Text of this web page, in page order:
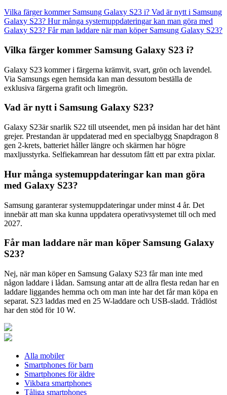
Vilka färger kommer Samsung Galaxy S23 i? Vad är nytt i Samsung
Galaxy S23? Hur många systemuppdateringar kan man göra med
Galaxy S23? Får man laddare när man köper Samsung Galaxy S23?
Vilka färger kommer Samsung Galaxy S23 i?
Galaxy S23 kommer i färgerna krämvit, svart, grön och lavendel.
Via Samsungs egen hemsida kan man dessutom beställa de
exklusiva färgerna grafit och limegrön.
Vad är nytt i Samsung Galaxy S23?
Galaxy S23är snarlik S22 till utseendet, men på insidan har det hänt
grejer. Prestandan är uppdaterad med en specialbygg Snapdragon 8
gen 2-krets, batteriet håller längre och skärmen har högre
maxljusstyrka. Selfiekamrean har dessutom fått ett par extra pixlar.
Hur många systemuppdateringar kan man göra
med Galaxy S23?
Samsung garanterar systemuppdateringar under minst 4 år. Det
innebär att man ska kunna uppdatera operativsystemet till och med
2027.
Får man laddare när man köper Samsung Galaxy
S23?
Nej, när man köper en Samsung Galaxy S23 får man inte med
någon laddare i lådan. Samsung antar att de allra flesta redan har en
laddare liggandes hemma och om man inte har det får man köpa en
separat. S23 laddas med en 25 W-laddare och USB-sladd. Trådlöst
har den stöd för 10 W.
Alla mobiler
Smartphones för barn
Smartphones för äldre
Vikbara smartphones
Tåliga smartphones